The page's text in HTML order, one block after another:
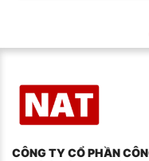
Sử dụng nước có
Dòng ắc quy AGM
Dành cho dòng xe
Dòng ắc quy này
cường khả năng sạc
thống ISG.
CÔNG TY CỔ PHẦN